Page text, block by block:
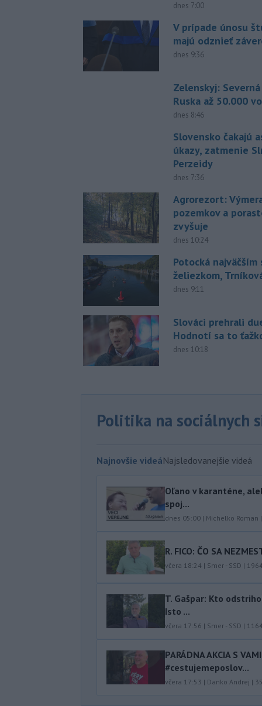
dnes 7:00
V prípade únosu
majú odznieť
dnes 9:36
Zelenskyj:
Ruska až 50.000
dnes 8:46
Slovensko čakajú
úkazy, zatmenie
Perzeidy
dnes 7:36
Agrorezort:
pozemkov a
zvyšuje
dnes 10:24
Potocká najväčším
želiezkom,
dnes 9:11
Slováci prehrali
Hodnotí sa to
dnes 10:18
Politika na sociálnych
Najnovšie videáNajsledovanejšie videá
Oľano v karanténe,
spoj...
dnes 05:00 | Michelko Roman |
R. FICO: ČO SA
včera 18:24 | Smer - SSD |
T. Gašpar: Kto
Isto ...
včera 17:56 | Smer - SSD |
PARÁDNA AKCIA S
#cestujemeposlov...
včera 17:53 | Danko Andrej |